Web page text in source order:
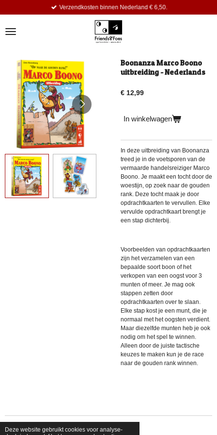
Deze website gebruikt cookies voor analyse-
de
Verzendkosten binnen Nederland € 6,50.
Boonanza Marco Boono
uitbreiding - Nederlands
€ 12,99
In winkelwagen
In deze uitbreiding van Boonanza
treed je in de voetsporen van de
vermaarde handelsreiziger Marco
Boono. Je maakt een tocht door de
woestijn, op zoek naar de gouden
rank. Deze tocht maak je door
opdrachtkaarten te vervullen. Elke
vervulde opdrachtkaart brengt je
een stap dichterbij.
Voorbeelden van opdrachtkaarten
zijn het verzamelen van een
bepaalde soort boon of het
verkopen van een oogst voor 3
munten of meer. Je mag ook
stappen zetten door
opdrachtkaarten over te slaan.
Elke stap kost je een munt, die je
normaal met het oogsten verdient.
Maar diezelfde munten heb je ook
nodig om het spel te winnen.
Alleen door de juiste tactische
keuzes te maken kun je de race
naar de gouden rank winnen.
© 2026 shopfriendsfoes